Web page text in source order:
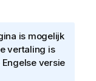
is mogelijk
vertaling is
versie